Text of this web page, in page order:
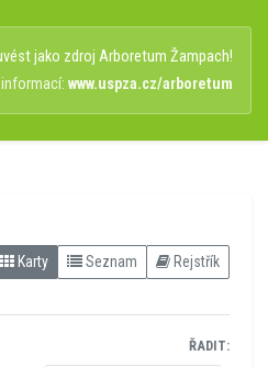
jako zdroj Arboretum Žampach!
www.uspza.cz/arboretum
Karty Seznam Rejstřík
ŘADIT: